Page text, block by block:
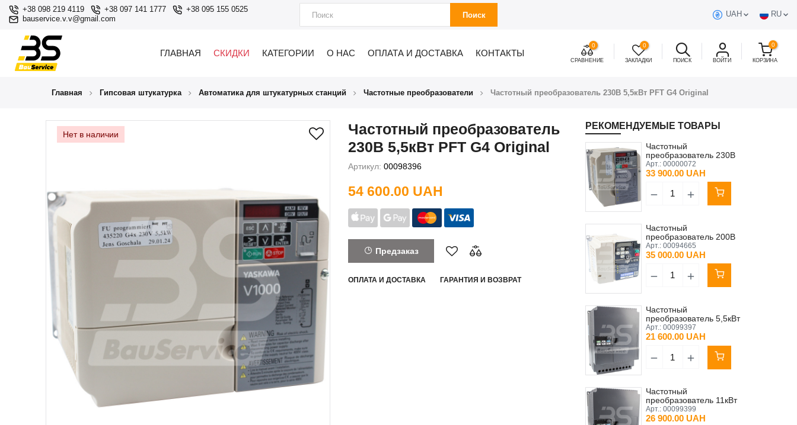
+38 098 219 4119 +38 097 141 1777
+38 095 155 0525
bauservice.v.v@gmail.com
Поиск UAH RU
ГЛАВНАЯ СКИДКИ КАТЕГОРИИ О НАС ОПЛАТА И ДОСТАВКА КОНТАКТЫ
0
СРАВНЕНИЕ
0
ЗАКЛАДКИ ПОИСК ВОЙТИ
0
КОРЗИНА
Главная Гипсовая штукатурка Автоматика для штукатурных станций Частотные преобразователи Частотный преобразователь 230В 5,5кВт PFT G4 Original
Нет в наличии
Частотный преобразователь
230В 5,5кВт PFT G4 Original
Артикул: 00098396
54 600.00 UAH
Предзаказ
ОПЛАТА И ДОСТАВКА ГАРАНТИЯ И ВОЗВРАТ
РЕКОМЕНДУЕМЫЕ ТОВАРЫ
Частотный
преобразователь 230В
1,5кВт Ritmo M PFT
Original
Арт.: 00000072
33 900.00 UAH
Частотный
преобразователь 200В
2,2кВт MIXXMANN S3/S3+
New Generation
Арт.: 00094665
35 000.00 UAH
Частотный
преобразователь 5,5кВт
BM2200-5R5G
Арт.: 00099397
21 600.00 UAH
Частотный
преобразователь 11кВт
BM2200-11G
Арт.: 00099399
26 900.00 UAH